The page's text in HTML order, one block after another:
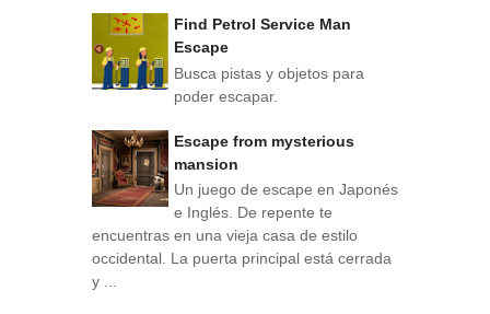
Find Petrol Service Man
Escape
Busca pistas y objetos para
poder escapar.
Escape from mysterious
mansion
Un juego de escape en Japonés
e Inglés. De repente te
encuentras en una vieja casa de estilo
occidental. La puerta principal está cerrada
y ...